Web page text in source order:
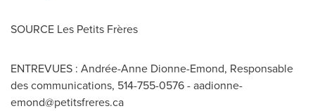
SOURCE Les Petits Frères
ENTREVUES : Andrée-Anne Dionne-Emond, Responsable
des communications, 514-755-0576 -aadionne-
emond@petitsfreres.ca